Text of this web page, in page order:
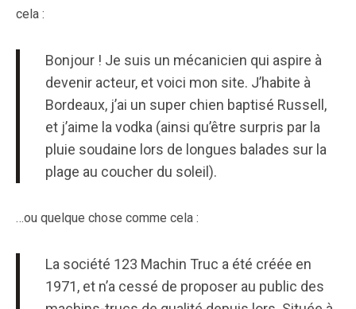
cela :
Bonjour ! Je suis un mécanicien qui aspire à
devenir acteur, et voici mon site. J’habite à
Bordeaux, j’ai un super chien baptisé Russell,
et j’aime la vodka (ainsi qu’être surpris par la
pluie soudaine lors de longues balades sur la
plage au coucher du soleil).
…ou quelque chose comme cela :
La société 123 Machin Truc a été créée en
1971, et n’a cessé de proposer au public des